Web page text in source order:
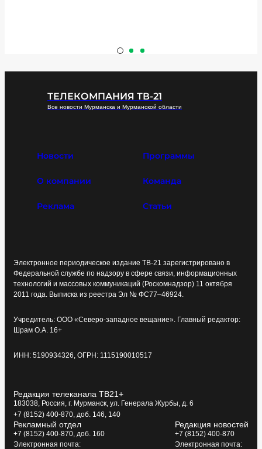
ТЕЛЕКОМПАНИЯ ТВ-21
Все новости Мурманска и Мурманской области
Новости Программы
О компании Команда
Реклама Статьи
Электронное периодическое издание ТВ-21 зарегистрировано в
Федеральной службе по надзору в сфере связи, информационных
технологий и массовых коммуникаций (Роскомнадзор) 11 октября
2011 года. Выписка из реестра Эл № ФС77–46924.
Учредитель: ООО «Северо-западное вещание». Главный редактор:
Шрам О.А. 16+
ИНН: 5190934326, ОГРН: 1115190010517
Редакция телеканала ТВ21+
183038, Россия, г. Мурманск, ул. Генерала Журбы, д. 6
+7 (8152) 400-870, доб. 146, 140
Рекламный отдел
+7 (8152) 400-870, доб. 160
Электронная почта:
Редакция новостей
+7 (8152) 400-870
Электронная почта: